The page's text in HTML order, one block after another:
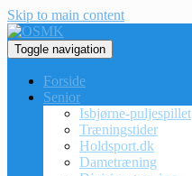
Skip to main content
Toggle navigation
Forside
Senior
Isbjørne-puljespillet
Træningstider
Holdsport.dk
Dametræning